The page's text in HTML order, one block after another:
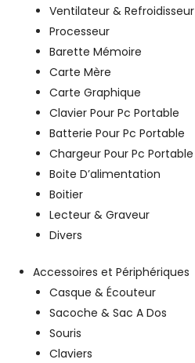
Ventilateur & Refroidisseur
Processeur
Barette Mémoire
Carte Mère
Carte Graphique
Clavier Pour Pc Portable
Batterie Pour Pc Portable
Chargeur Pour Pc Portable
Boite D’alimentation
Boitier
Lecteur & Graveur
Divers
Accessoires et Périphériques
Casque & Écouteur
Sacoche & Sac A Dos
Souris
Claviers